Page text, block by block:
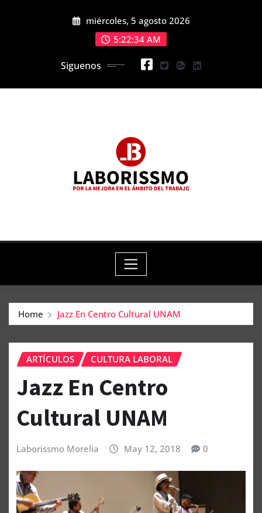
miércoles, 5 agosto 2026
5:22:36 AM
Siguenos
Home Jazz En Centro Cultural UNAM
ARTÍCULOS CULTURA LABORAL
Jazz En Centro
Cultural UNAM
Laborissmo Morelia May 12, 2018 0